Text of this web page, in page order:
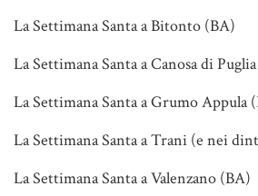
La Settimana Santa a Bitonto (BA)
La Settimana Santa a Canosa di
La Settimana Santa a Grumo Appula
La Settimana Santa a Trani (e nei
La Settimana Santa a Valenzano (BA)